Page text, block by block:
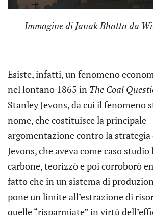
Immagine di Janak Bhatta da
Esiste, infatti, un fenomeno
nel lontano 1865 in The Coal
Stanley Jevons, da cui il fenomeno
nome, che costituisce la principale
argomentazione contro la strategia
Jevons, che aveva come caso studio
carbone, teorizzò e poi corroborò
fatto che in un sistema di
pone un limite all’estrazione di
quelle “risparmiate” in virtù